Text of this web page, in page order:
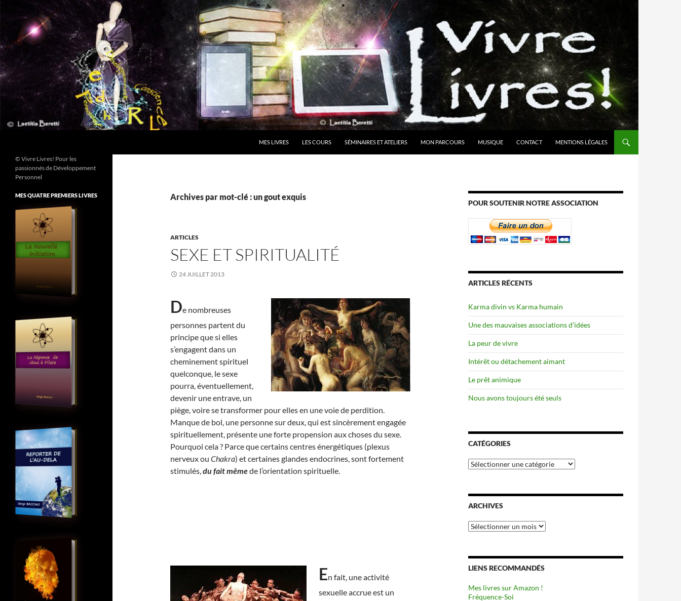
contenu
MES LIVRES LES COURS SÉMINAIRES ET ATELIERS MON PARCOURS MUSIQUE CONTACT MENTIONS LÉGALES
Archives par mot-clé : un gout exquis
ARTICLES
SEXE ET SPIRITUALITÉ
24 JUILLET 2013
De nombreuses
personnes partent du
principe que si elles
s’engagent dans un
cheminement spirituel
quelconque, le sexe
pourra, éventuellement,
devenir une entrave, un
piège, voire se transformer pour elles en une voie de perdition.
Manque de bol, une personne sur deux, qui est sincèrement engagée
spirituellement, présente une forte propension aux choses du sexe.
Pourquoi cela ? Parce que certains centres énergétiques (plexus
nerveux ou Chakra) et certaines glandes endocrines, sont fortement
stimulés,du fait mêmede l’orientation spirituelle.
En fait, une activité
sexuelle accrue est un
POUR SOUTENIR NOTRE ASSOCIATION
ARTICLES RÉCENTS
Karma divin vs Karma humain
Une des mauvaises associations d’idées
La peur de vivre
Intérêt ou détachement aimant
Le prêt animique
Nous avons toujours été seuls
CATÉGORIES
Catégories
ARCHIVES
Archives
LIENS RECOMMANDÉS
Mes livres sur Amazon !
Fréquence-Soi
© Vivre Livres! Pour les
passionnés de Développement
Personnel
MES QUATRE PREMIERS LIVRES